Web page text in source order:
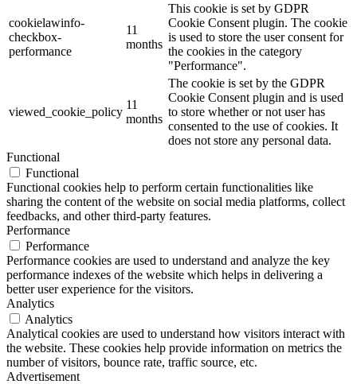
cookielawinfo-
checkbox-
performance
11
months
This cookie is set by GDPR
Cookie Consent plugin. The cookie
is used to store the user consent for
the cookies in the category
"Performance".
viewed_cookie_policy
11
months
The cookie is set by the GDPR
Cookie Consent plugin and is used
to store whether or not user has
consented to the use of cookies. It
does not store any personal data.
Functional
Functional
Functional cookies help to perform certain functionalities like
sharing the content of the website on social media platforms, collect
feedbacks, and other third-party features.
Performance
Performance
Performance cookies are used to understand and analyze the key
performance indexes of the website which helps in delivering a
better user experience for the visitors.
Analytics
Analytics
Analytical cookies are used to understand how visitors interact with
the website. These cookies help provide information on metrics the
number of visitors, bounce rate, traffic source, etc.
Advertisement